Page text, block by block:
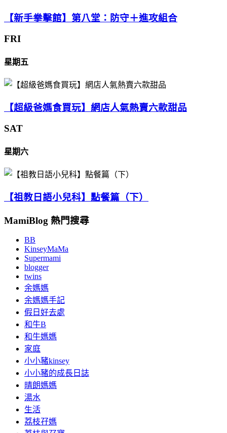
【新手拳擊館】第八堂：防守＋進攻組合
FRI
星期五
【超級爸媽食買玩】網店人氣熱賣六款甜品
SAT
星期六
【祖教日語小兒科】點餐篇（下）
MamiBlog 熱門搜尋
BB
KinseyMaMa
Supermami
blogger
twins
余媽媽
余媽媽手記
假日好去處
和牛B
和牛媽媽
家庭
小小豬kinsey
小小豬的成長日誌
晴朗媽媽
湯水
生活
荔枝孖媽